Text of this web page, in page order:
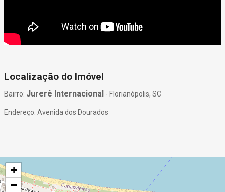
Localização do Imóvel
Bairro: Jurerê Internacional - Florianópolis, SC
Endereço: Avenida dos Dourados
+
−